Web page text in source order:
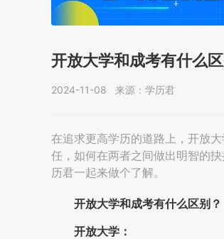
开放大学和成考有什么
2024-11-08 来源：学历君
在追求更高学历的道路上，开放
任，如何在两者之间做出明智的
历君一起来做个了解。
开放大学和成考有什么区别 ？
开放大学：